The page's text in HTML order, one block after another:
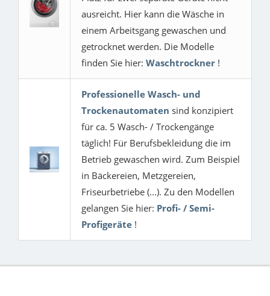
ausreicht. Hier kann die Wäsche in
einem Arbeitsgang gewaschen und
getrocknet werden. Die Modelle
finden Sie hier: Waschtrockner !
Professionelle Wasch- und
Trockenautomaten sind konzipiert
für ca. 5 Wasch- / Trockengänge
täglich! Für Berufsbekleidung die im
Betrieb gewaschen wird. Zum Beispiel
in Bäckereien, Metzgereien,
Friseurbetriebe (...). Zu den Modellen
gelangen Sie hier: Profi- / Semi-
Profigeräte !